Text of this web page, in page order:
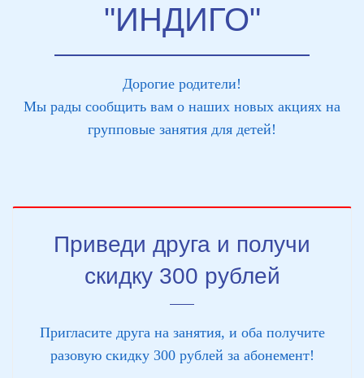
"ИНДИГО"
Дорогие родители!
Мы рады сообщить вам о наших новых акциях на
групповые занятия для детей!
Приведи друга и получи
скидку 300 рублей
Пригласите друга на занятия, и оба получите
разовую скидку 300 рублей за абонемент!